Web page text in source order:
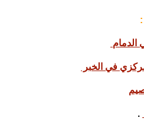
الدمام
في الخبر
.